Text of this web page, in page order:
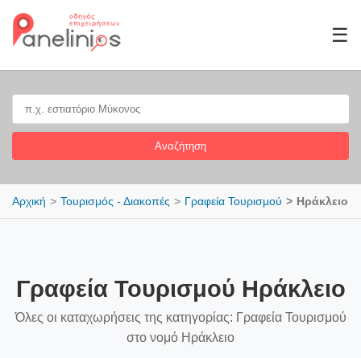
☰
Αναζήτηση
Αρχική Τουρισμός - Διακοπές Γραφεία Τουρισμού Ηράκλειο
Γραφεία Τουρισμού Ηράκλειο
Όλες οι καταχωρήσεις της κατηγορίας: Γραφεία Τουρισμού
στο νομό Ηράκλειο